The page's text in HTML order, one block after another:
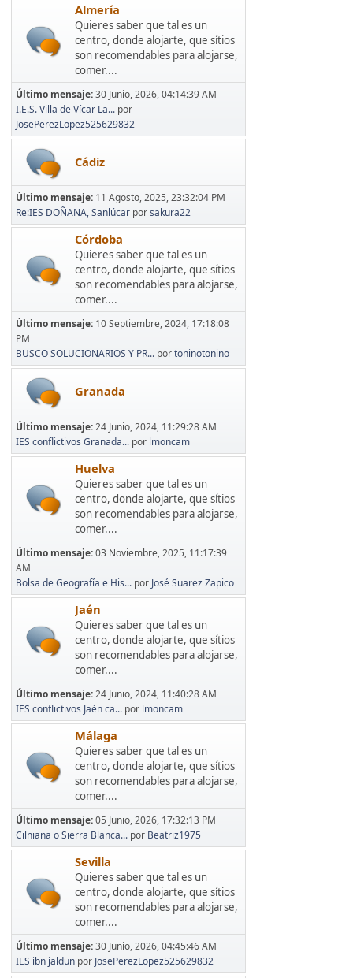
Almería
Quieres saber que tal es un
centro, donde alojarte, que sítios
son recomendables para alojarse,
comer....
Último mensaje:30 Junio, 2026, 04:14:39 AM
I.E.S. Villa de Vícar La... por
JosePerezLopez525629832
Cádiz
Último mensaje: 11 Agosto, 2025, 23:32:04 PM
Re:IES DOÑANA, Sanlúcar porsakura22
Córdoba
Quieres saber que tal es un
centro, donde alojarte, que sítios
son recomendables para alojarse,
comer....
Último mensaje: 10 Septiembre, 2024, 17:18:08
PM
BUSCO SOLUCIONARIOS Y PR... portoninotonino
Granada
Último mensaje:24 Junio, 2024, 11:29:28 AM
IES conflictivos Granada... por lmoncam
Huelva
Quieres saber que tal es un
centro, donde alojarte, que sítios
son recomendables para alojarse,
comer....
Último mensaje:03 Noviembre, 2025, 11:17:39
AM
Bolsa de Geografía e His... por José Suarez Zapico
Jaén
Quieres saber que tal es un
centro, donde alojarte, que sítios
son recomendables para alojarse,
comer....
Último mensaje:24 Junio, 2024, 11:40:28 AM
IES conflictivos Jaén ca... por lmoncam
Málaga
Quieres saber que tal es un
centro, donde alojarte, que sítios
son recomendables para alojarse,
comer....
Último mensaje:05 Junio, 2026, 17:32:13 PM
Cilniana o Sierra Blanca... por Beatriz1975
Sevilla
Quieres saber que tal es un
centro, donde alojarte, que sítios
son recomendables para alojarse,
comer....
Último mensaje:30 Junio, 2026, 04:45:46 AM
IES ibn jaldun por JosePerezLopez525629832